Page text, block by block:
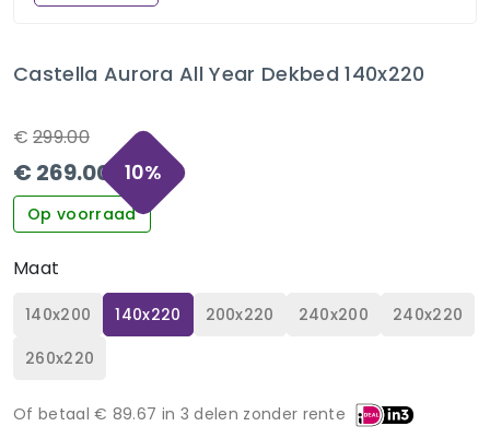
Castella Aurora All Year Dekbed 140x220
€ 299.00
€ 269.00 10%
Op voorraad
Maat
140x200 140x220 200x220 240x200
240x220
260x220
Of betaal € 89.67 in 3 delen zonder rente